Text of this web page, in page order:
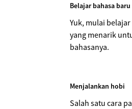
Belajar bahasa baru
Yuk, mulai
yang menarik
bahasanya.
Menjalankan hobi
Salah satu cara